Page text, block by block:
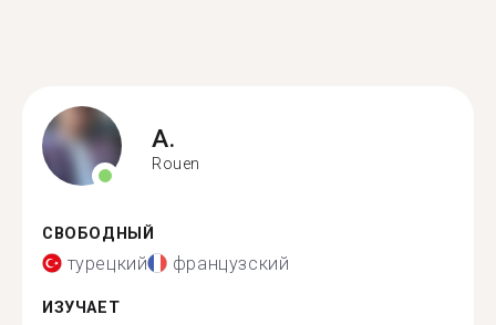
A.
Rouen
СВОБОДНЫЙ
турецкий французский
ИЗУЧАЕТ